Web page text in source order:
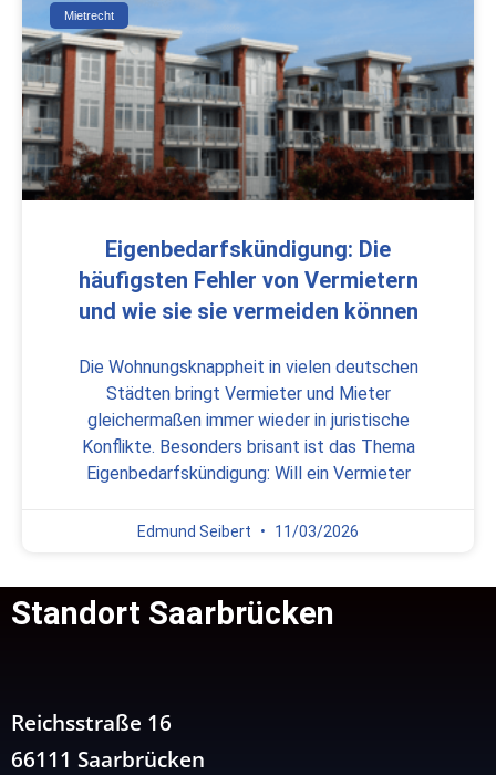
Mietrecht
Eigenbedarfskündigung: Die
häufigsten Fehler von Vermietern
und wie sie sie vermeiden können
Die Wohnungsknappheit in vielen deutschen
Städten bringt Vermieter und Mieter
gleichermaßen immer wieder in juristische
Konflikte. Besonders brisant ist das Thema
Eigenbedarfskündigung: Will ein Vermieter
Edmund Seibert 11/03/2026
Standort Saarbrücken
Reichsstraße 16
66111 Saarbrücken